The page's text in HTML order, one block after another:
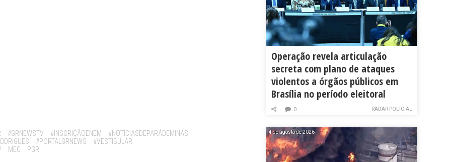
#GRNEWSTV #INSCRIÇÃOENEM
#NOTÍCIASDEPARÁDEMINAS
#PORTALGRNEWS
#VESTIBULAR
MEC PGR
Operação revela articulação
secreta com plano de ataques
violentos a órgãos públicos em
Brasília no período eleitoral
RADAR POLICIAL
0
4 de agosto de 2026